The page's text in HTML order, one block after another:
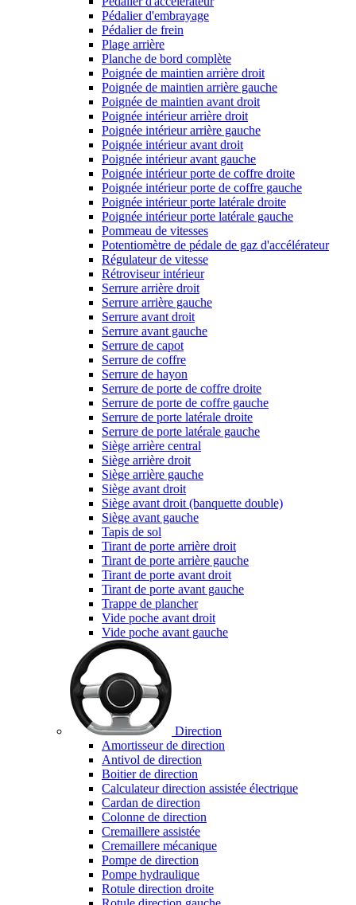
Pédalier d'embrayage
Pédalier de frein
Plage arrière
Planche de bord complète
Poignée de maintien arrière droit
Poignée de maintien arrière gauche
Poignée de maintien avant droit
Poignée intérieur arrière droit
Poignée intérieur arrière gauche
Poignée intérieur avant droit
Poignée intérieur avant gauche
Poignée intérieur porte de coffre droite
Poignée intérieur porte de coffre gauche
Poignée intérieur porte latérale droite
Poignée intérieur porte latérale gauche
Pommeau de vitesses
Potentiomètre de pédale de gaz d'accélérateur
Régulateur de vitesse
Rétroviseur intérieur
Serrure arrière droit
Serrure arrière gauche
Serrure avant droit
Serrure avant gauche
Serrure de capot
Serrure de coffre
Serrure de hayon
Serrure de porte de coffre droite
Serrure de porte de coffre gauche
Serrure de porte latérale droite
Serrure de porte latérale gauche
Siège arrière central
Siège arrière droit
Siège arrière gauche
Siège avant droit
Siège avant droit (banquette double)
Siège avant gauche
Tapis de sol
Tirant de porte arrière droit
Tirant de porte arrière gauche
Tirant de porte avant droit
Tirant de porte avant gauche
Trappe de plancher
Vide poche avant droit
Vide poche avant gauche
Direction
Amortisseur de direction
Antivol de direction
Boitier de direction
Calculateur direction assistée électrique
Cardan de direction
Colonne de direction
Cremaillere assistée
Cremaillere mécanique
Pompe de direction
Pompe hydraulique
Rotule direction droite